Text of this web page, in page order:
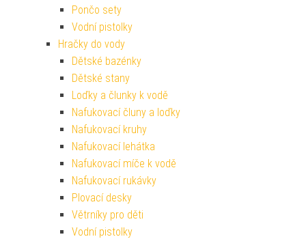
Pončo sety
Vodní pistolky
Hračky do vody
Dětské bazénky
Dětské stany
Loďky a člunky k vodě
Nafukovací čluny a loďky
Nafukovací kruhy
Nafukovací lehátka
Nafukovací míče k vodě
Nafukovací rukávky
Plovací desky
Větrníky pro děti
Vodní pistolky